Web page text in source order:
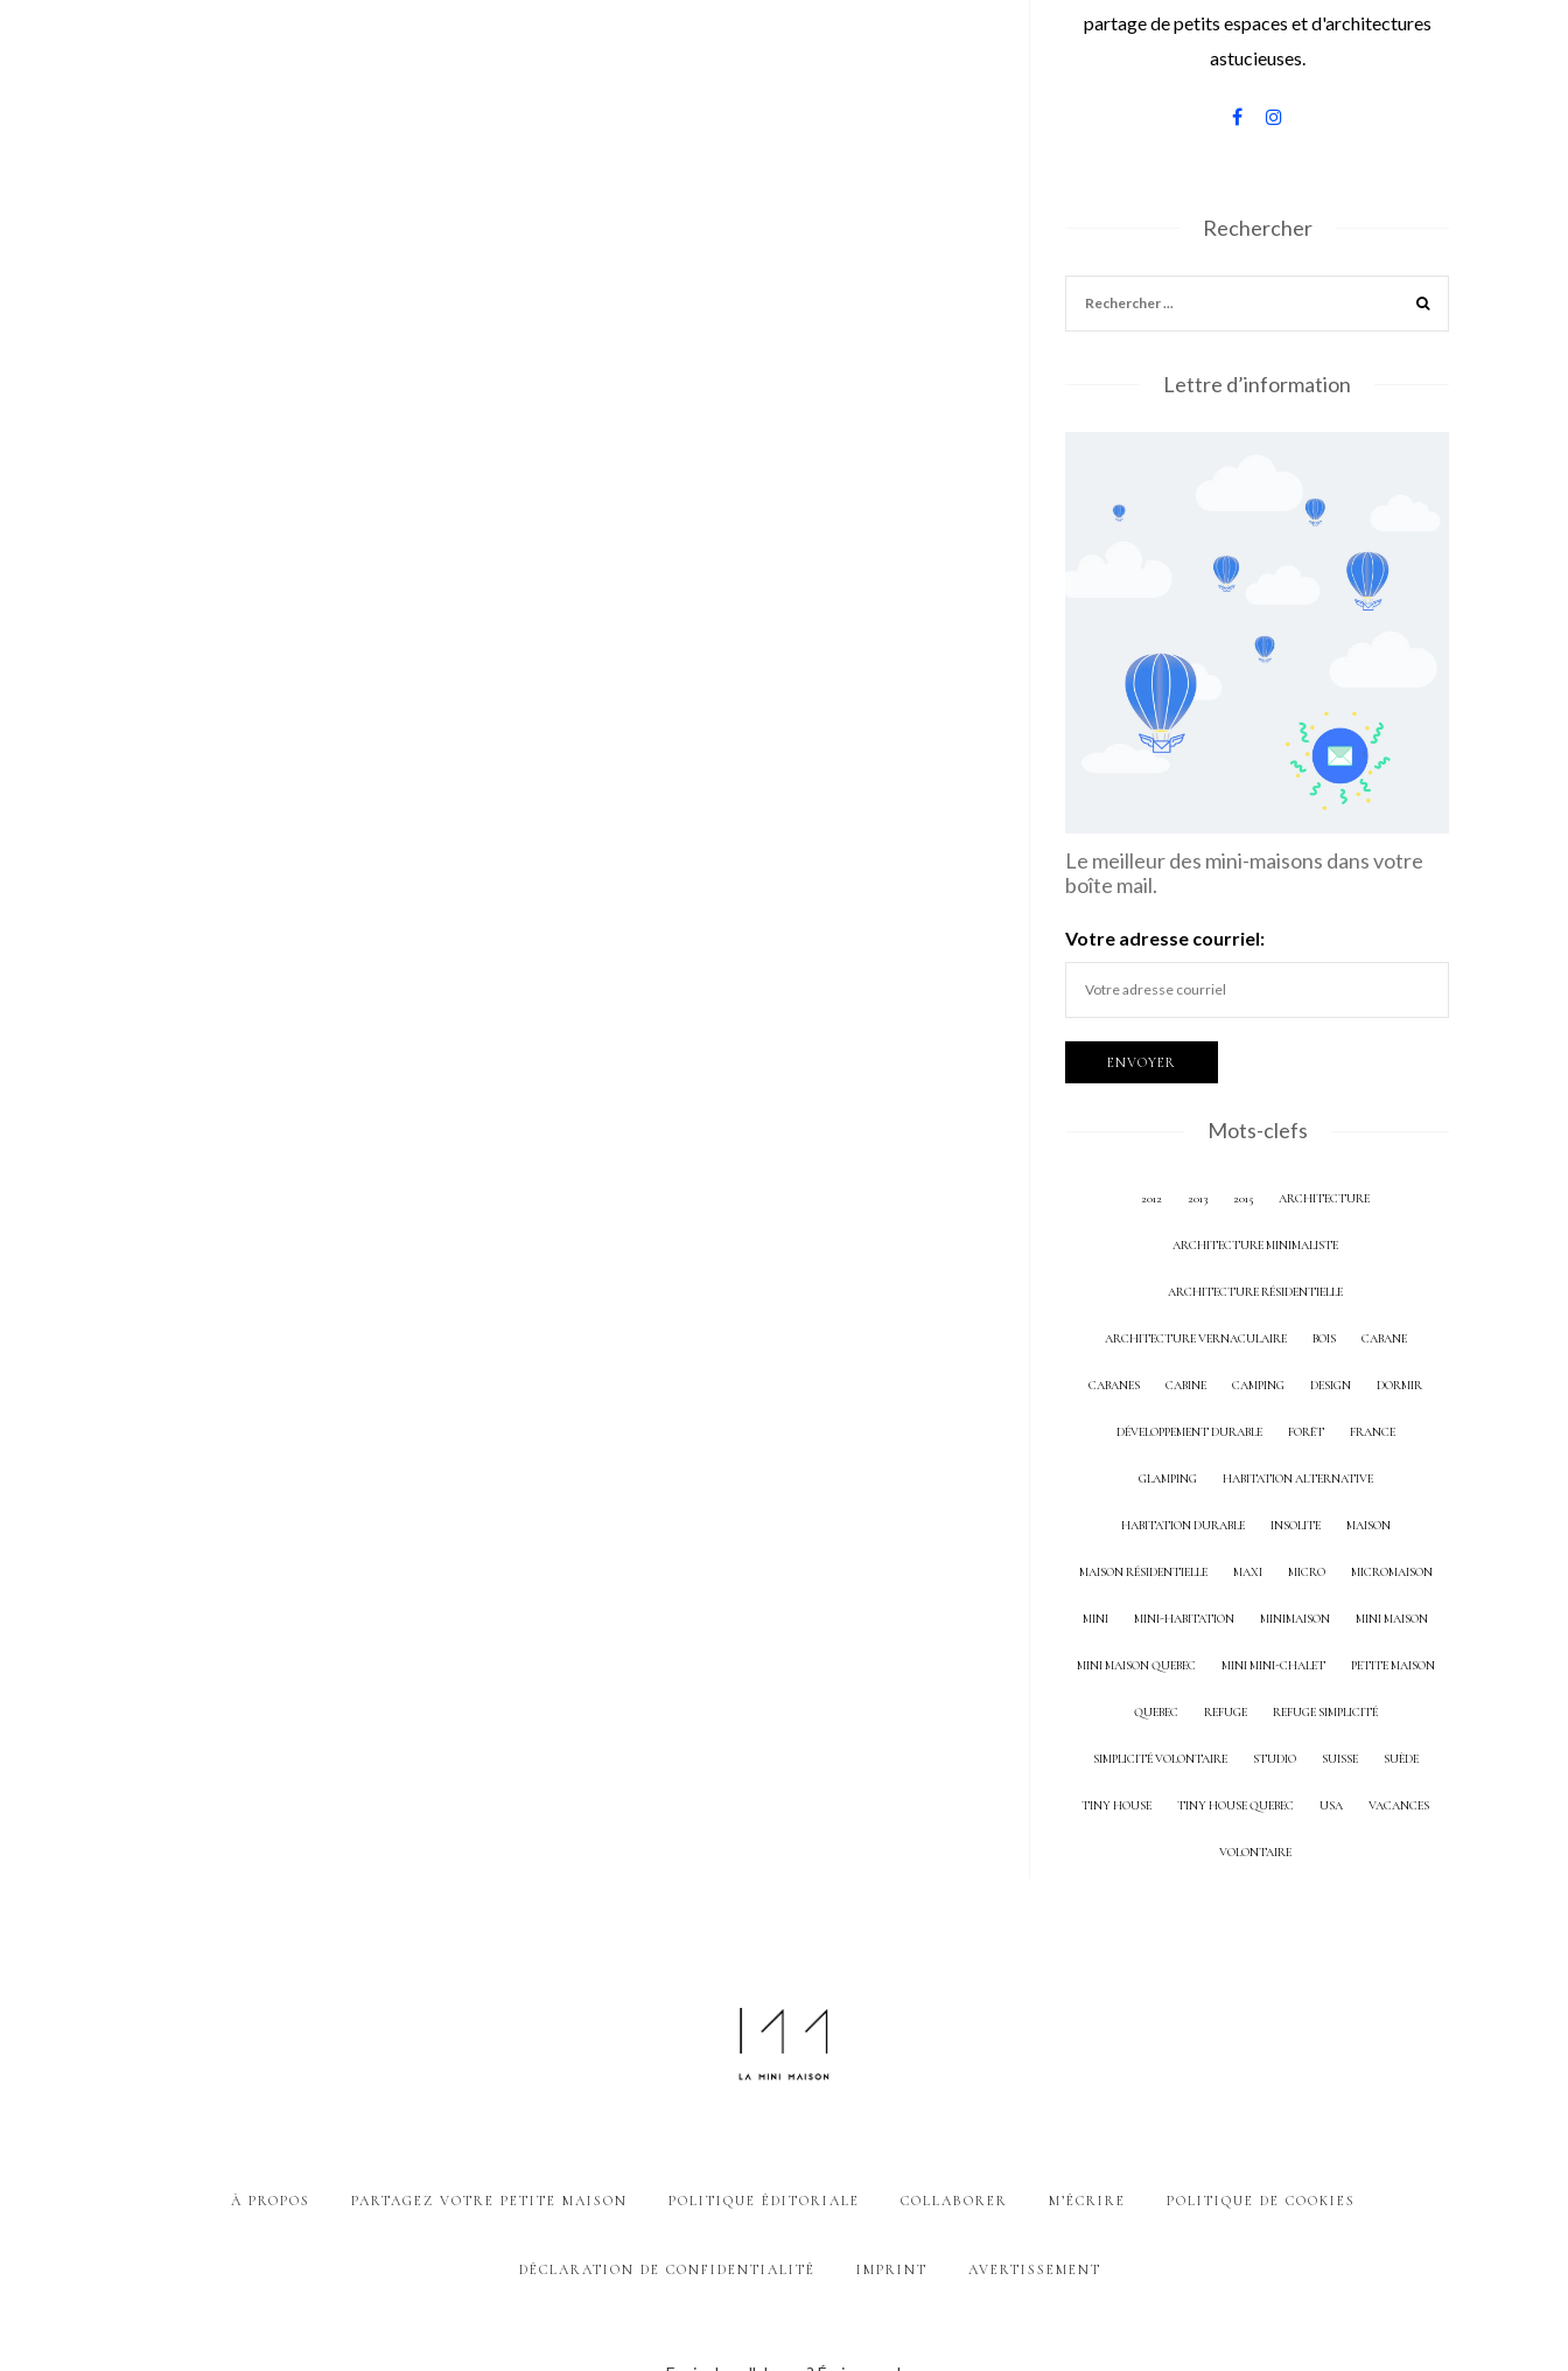
partage de petits espaces et d'architectures
astucieuses.
Rechercher
Lettre d’information
Le meilleur des mini-maisons dans votre
boîte mail.
Votre adresse courriel:
Mots-clefs
2012 2013 2015 ARCHITECTURE
ARCHITECTURE MINIMALISTE
ARCHITECTURE RÉSIDENTIELLE
ARCHITECTURE VERNACULAIRE BOIS CABANE
CABANES CABINE CAMPING DESIGN DORMIR
DÉVELOPPEMENT DURABLE FORÊT FRANCE
GLAMPING HABITATION ALTERNATIVE
HABITATION DURABLE INSOLITE MAISON
MAISON RÉSIDENTIELLE MAXI MICRO MICROMAISON
MINI MINI-HABITATION MINIMAISON MINI MAISON
MINI MAISON QUEBEC MINI MINI-CHALET PETITE MAISON
QUEBEC REFUGE REFUGE SIMPLICITÉ
SIMPLICITÉ VOLONTAIRE STUDIO SUISSE SUÈDE
TINY HOUSE TINY HOUSE QUEBEC USA VACANCES
VOLONTAIRE
À PROPOS PARTAGEZ VOTRE PETITE MAISON POLITIQUE ÉDITORIALE COLLABORER M’ÉCRIRE POLITIQUE DE COOKIES
DÉCLARATION DE CONFIDENTIALITÉ IMPRINT AVERTISSEMENT